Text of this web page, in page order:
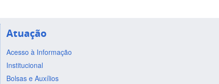
Atuação
Acesso à Informação
Institucional
Bolsas e Auxílios